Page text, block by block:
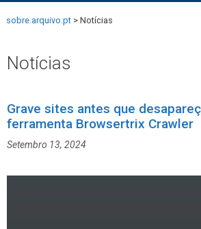
sobre.arquivo.pt > Notícias
Notícias
Grave sites antes que
ferramenta Browsertrix Crawler
Setembro 13, 2024